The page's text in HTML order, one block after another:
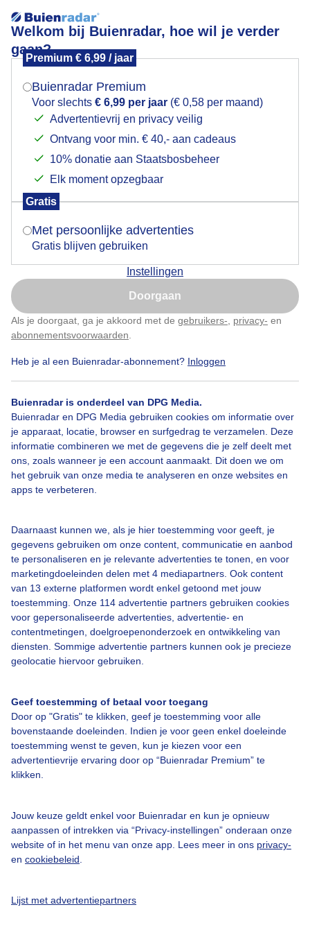
Welkom bij Buienradar, hoe wil je verder
gaan?
Premium € 6,99 / jaar
Buienradar Premium
Voor slechts € 6,99 per jaar (€ 0,58 per maand)
Advertentievrij en privacy veilig
Ontvang voor min. € 40,- aan cadeaus
10% donatie aan Staatsbosbeheer
Elk moment opzegbaar
Gratis
Met persoonlijke advertenties
Gratis blijven gebruiken
Instellingen
Doorgaan
Als je doorgaat, ga je akkoord met de gebruikers- privacy- en
abonnementsvoorwaarden
Heb je al een Buienradar-abonnement? Inloggen
Buienradar is onderdeel van DPG Media.
Buienradar en DPG Media gebruiken cookies om informatie over
je apparaat, locatie, browser en surfgedrag te verzamelen. Deze
informatie combineren we met de gegevens die je zelf deelt met
ons, zoals wanneer je een account aanmaakt. Dit doen we om
het gebruik van onze media te analyseren en onze websites en
apps te verbeteren.
Daarnaast kunnen we, als je hier toestemming voor geeft, je
gegevens gebruiken om onze content, communicatie en aanbod
te personaliseren en je relevante advertenties te tonen, en voor
marketingdoeleinden delen met 4 mediapartners. Ook content
van 13 externe platformen wordt enkel getoond met jouw
toestemming. Onze 114 advertentie partners gebruiken cookies
voor gepersonaliseerde advertenties, advertentie- en
contentmetingen, doelgroepenonderzoek en ontwikkeling van
diensten. Sommige advertentie partners kunnen ook je precieze
geolocatie hiervoor gebruiken.
Geef toestemming of betaal voor toegang
Door op "Gratis" te klikken, geef je toestemming voor alle
bovenstaande doeleinden. Indien je voor geen enkel doeleinde
toestemming wenst te geven, kun je kiezen voor een
advertentievrije ervaring door op “Buienradar Premium” te
klikken.
Jouw keuze geldt enkel voor Buienradar en kun je opnieuw
aanpassen of intrekken via “Privacy-instellingen” onderaan onze
website of in het menu van onze app. Lees meer in ons privacy-
en cookiebeleid
Lijst met advertentiepartners
Bewolking werd steeds dikker
uur begon het met regenen
Door: Carla Versteege
Bekijk slideshow
Een moment geduld aub...
Over Buienradar
Contact
Toegankelijkheid
Gebruikersvoorwaarden
Buienradar Team
Privacy beleid
Cookie beleid
Gratis weerdata
Mogen we je locatie gebruiken voor het
Indien je hier nog geen akkoord op hebt gegeven,
verschijnt er zo een pop-up uit je browser waarin
Is goed, toon de popup
Nu niet, misschien later
Klik hierom dit aan te passen